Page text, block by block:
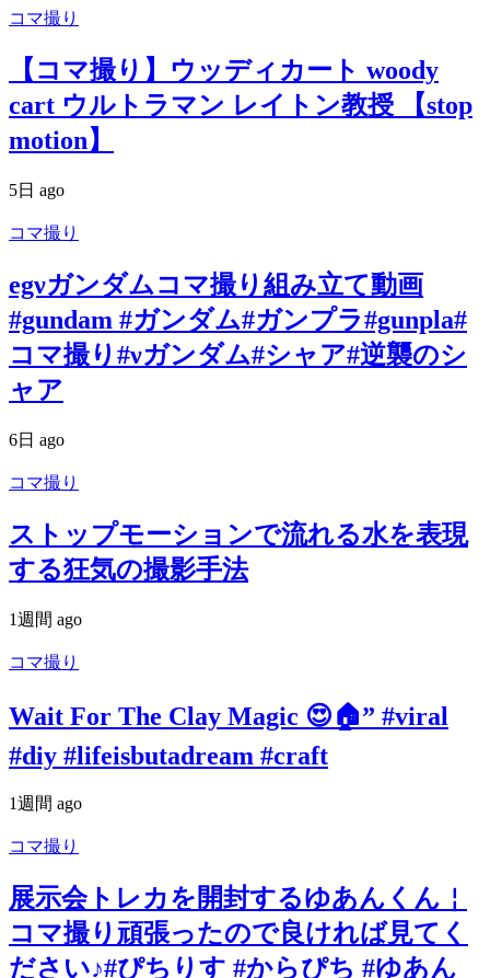
コマ撮り
【コマ撮り】ウッディカート woody
cart ウルトラマン レイトン教授 【stop
motion】
5日 ago
コマ撮り
egνガンダムコマ撮り組み立て動画
#gundam #ガンダム#ガンプラ#gunpla#
コマ撮り#νガンダム#シャア#逆襲のシ
ャア
6日 ago
コマ撮り
ストップモーションで流れる水を表現
する狂気の撮影手法
1週間 ago
コマ撮り
Wait For The Clay Magic 😍🏠” #viral
#diy #lifeisbutadream #craft
1週間 ago
コマ撮り
展示会トレカを開封するゆあんくん￤
コマ撮り頑張ったので良ければ見てく
ださい♪#ぴちりす #からぴち #ゆあん